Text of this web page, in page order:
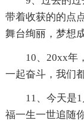
带着收获的的点
舞台绚丽，梦想
10、20xx年
一起奋斗，我们
11、今天是
福一生一世追随